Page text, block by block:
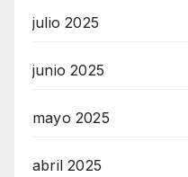
julio 2025
junio 2025
mayo 2025
abril 2025